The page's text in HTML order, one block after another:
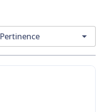
Pertinence 